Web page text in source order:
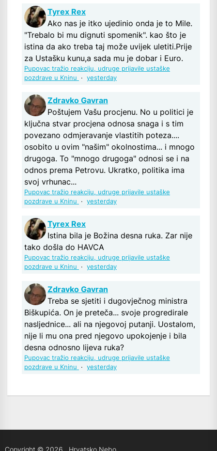
Tyrex Rex
Ako nas je itko ujedinio onda je to Mile.
"Trebalo bi mu dignuti spomenik". kao što je
istina da ako treba taj može uvijek uletiti.Prije
za Ustašku kunu,a sada mu je dobar i Euro.
Pupovac tražio reakciju, udruge prijavile ustaške
pozdrave u Kninu
· yesterday
Zdravko Gavran
Poštujem Vašu procjenu. No u politici je
ključna stvar procjena odnosa snaga i s tim
povezano odmjeravanje vlastitih poteza....
osobito u ovim "našim" okolnostima... i mnogo
drugoga. To "mnogo drugoga" odnosi se i na
odnos prema Petrovu. Ukratko, politika ima
svoj vrhunac...
Pupovac tražio reakciju, udruge prijavile ustaške
pozdrave u Kninu
· yesterday
Tyrex Rex
Istina bila je Božina desna ruka. Zar nije
tako došla do HAVCA
Pupovac tražio reakciju, udruge prijavile ustaške
pozdrave u Kninu
· yesterday
Zdravko Gavran
Treba se sjetiti i dugovječnog ministra
Biškupića. On je preteča... svoje progredirale
nasljednice... ali na njegovoj putanji. Uostalom,
nije li mu ona pred njegovo upokojenje i bila
desna odnosno lijeva ruka?
Pupovac tražio reakciju, udruge prijavile ustaške
pozdrave u Kninu
· yesterday